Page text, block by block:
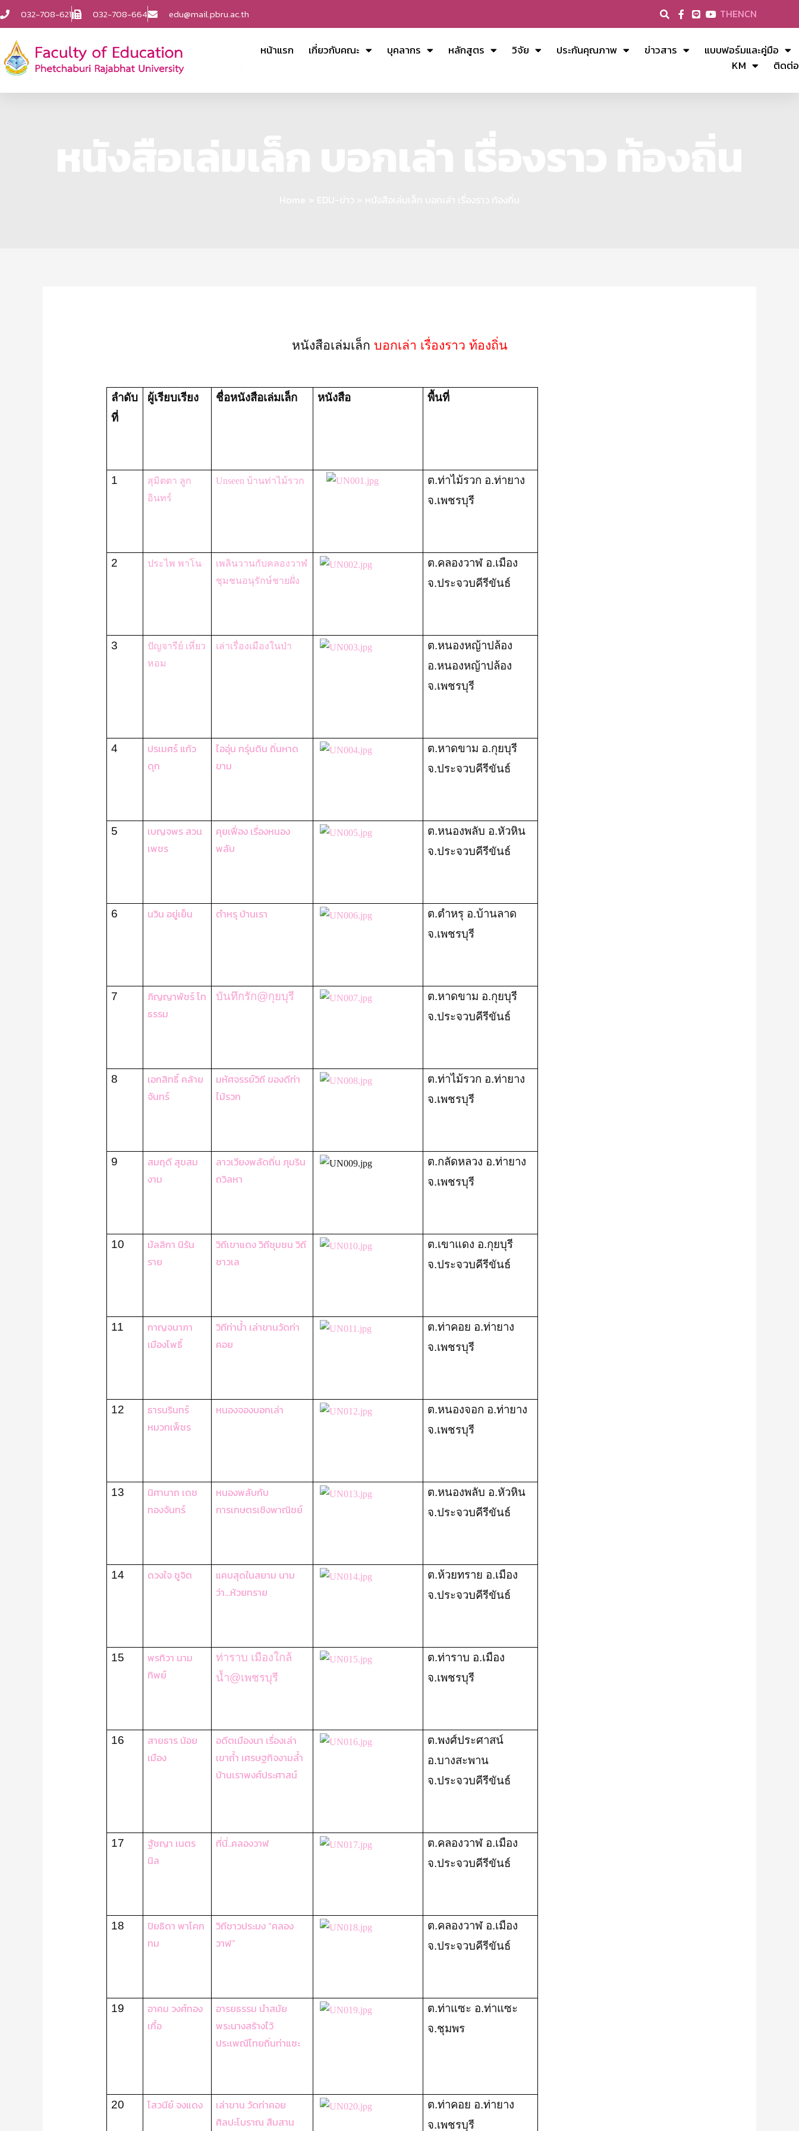
032-708-621 032-708-664 edu@mail.pbru.ac.th THENCN
หน้าแรก เกี่ยวกับคณะ บุคลากร หลักสูตร วิจัย ประกันคุณภาพ ข่าวสาร
แบบฟอร์มและคู่มือ
KM
ติดต่อ
หนังสือเล่มเล็ก บอกเล่า เรื่องราว ท้องถิ่น
ลำดับ
ที่
ผู้เรียบเรียง ชื่อหนังสือเล่มเล็ก หนังสือ พื้นที่
1
สุมิตตา ลูก
อินทร์
Unseen บ้านท่าไม้รวก
ต.ท่าไม้รวก อ.ท่ายาง
จ.เพชรบุรี
2 ประไพ พาโน
เพลินวานกับคลองวาฬ
ชุมชนอนุรักษ์ชายฝั่ง
ต.คลองวาฬ อ.เมือง
จ.ประจวบคีรีขันธ์
3
ปัญจารีย์ เหี่ยว
หอม
เล่าเรื่องเมืองในป่า
ต.หนองหญ้าปล้อง
อ.หนองหญ้าปล้อง
จ.เพชรบุรี
4
ปรเมศร์ แก้ว
ดุก
ไออุ่น กรุ่นดิน ถิ่นหาด
ขาม
ต.หาดขาม อ.กุยบุรี
จ.ประจวบคีรีขันธ์
5
เบญจพร สวน
เพชร
คุยเฟื่อง เรื่องหนอง
พลับ
ต.หนองพลับ อ.หัวหิน
จ.ประจวบคีรีขันธ์
6 นวิน อยู่เย็น ตำหรุ บ้านเรา
ต.ตำหรุ อ.บ้านลาด
จ.เพชรบุรี
7
ภิญญาพัชร์ โท
ธรรม
บันทึกรัก@กุยบุรี
ต.หาดขาม อ.กุยบุรี
จ.ประจวบคีรีขันธ์
8
เอกสิทธิ์ คล้าย
จันทร์
มหัศจรรย์วิถี ของดีท่า
ไม้รวก
ต.ท่าไม้รวก อ.ท่ายาง
จ.เพชรบุรี
9
สมฤดี สุขสม
งาม
ลาวเวียงพลัดถิ่น ภุมริน
ถวิลหา
ต.กลัดหลวง อ.ท่ายาง
จ.เพชรบุรี
10
มัลลิกา นิรัน
ราย
วิถีเขาแดง วิถีชุมชน วิถี
ชาวเล
ต.เขาแดง อ.กุยบุรี
จ.ประจวบคีรีขันธ์
11
กาญจนาภา
เมืองโพธิ์
วิถีท่าน้ำ เล่าขานวัดท่า
คอย
ต.ท่าคอย อ.ท่ายาง
จ.เพชรบุรี
12
ธารนรินทร์
หมวกเพ็ชร
หนองจองบอกเล่า
ต.หนองจอก อ.ท่ายาง
จ.เพชรบุรี
13
นิศานาถ เดช
ทองจันทร์
หนองพลับกับ
การเกษตรเชิงพาณิชย์
ต.หนองพลับ อ.หัวหิน
จ.ประจวบคีรีขันธ์
14 ดวงใจ ชูจิต
แคบสุดในสยาม นาม
ว่า…ห้วยทราย
ต.ห้วยทราย อ.เมือง
จ.ประจวบคีรีขันธ์
15
พรทิวา นาม
ทิพย์
ท่าราบ เมืองใกล้
น้ำ@เพชรบุรี
ต.ท่าราบ อ.เมือง
จ.เพชรบุรี
16
สายธาร น้อย
เมือง
อดีตเมืองนา เรื่องเล่า
เขาถ้ำ เศรษฐกิจงามล้ำ
บ้านเราพงศ์ประศาสน์
ต.พงศ์ประศาสน์
อ.บางสะพาน
จ.ประจวบคีรีขันธ์
17
ฐัชญา เนตร
นิล
ที่นี่..คลองวาฬ
ต.คลองวาฬ อ.เมือง
จ.ประจวบคีรีขันธ์
18
ปิยธิดา พาโคก
ทม
วิถีชาวประมง “คลอง
วาฬ”
ต.คลองวาฬ อ.เมือง
จ.ประจวบคีรีขันธ์
19
อาคม วงศ์ทอง
เกื้อ
อารยธรรม นำสมัย
พระนางสร้างไว้
ประเพณีไทยถิ่นท่าแซะ
ต.ท่าแซะ อ.ท่าแซะ
จ.ชุมพร
20 โสวนีย์ จงแดง
เล่าขาน วัดท่าคอย
ศิลปะโบราณ สืบสาน
ต.ท่าคอย อ.ท่ายาง
จ.เพชรบุรี